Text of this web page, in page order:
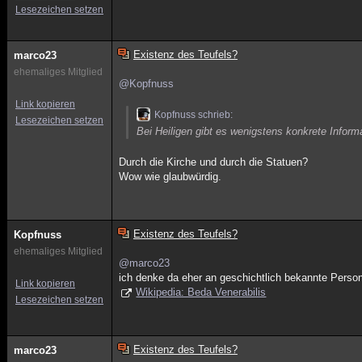
Lesezeichen setzen
marco23
ehemaliges Mitglied
Link kopieren
Lesezeichen setzen
Existenz des Teufels?
@Kopfnuss
Kopfnuss schrieb:
Bei Heiligen gibt es wenigstens konkrete
Durch die Kirche und durch die Statuen?
Wow wie glaubwürdig.
Kopfnuss
ehemaliges Mitglied
Link kopieren
Lesezeichen setzen
Existenz des Teufels?
@marco23
ich denke da eher an geschichtlich bekannte
Wikipedia: Beda Venerabilis
marco23 Existenz des Teufels?